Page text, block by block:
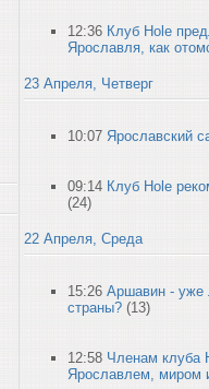
12:36 Клуб Hole
Ярославля, как
23 Апреля, Четверг
10:07 Ярославский
09:14 Клуб Hole
(24)
22 Апреля, Среда
15:26 Аршавин - уже
страны? (13)
12:58 Членам клуба
Ярославлем, миром